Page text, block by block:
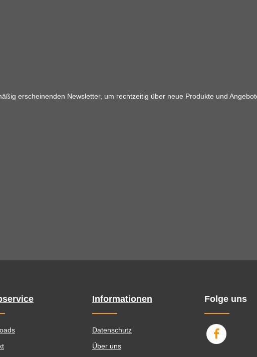
erscheinenden Newsletter, um rechtzeitig über neue Produkte und
Informationen
Datenschutz
Über uns
Folge uns